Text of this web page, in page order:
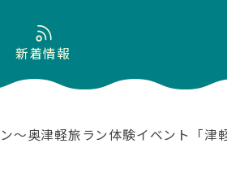
新着情報
～奥津軽旅ラン体験イベント「津